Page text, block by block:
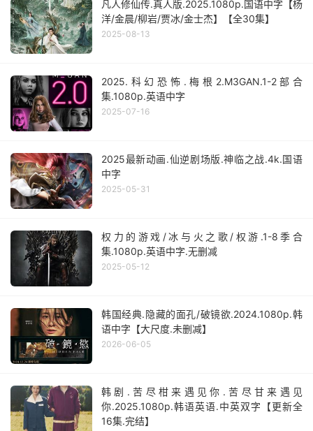
凡人修仙传.真人版.2025.1080p.国语中字【杨
洋/金晨/柳岩/贾冰/金士杰】【全30集】
2025-08-13
2025.科幻恐怖.梅根2.M3GAN.1-2部合
集.1080p.英语中字
2025-07-16
2025最新动画.仙逆剧场版.神临之战.4k.国语
中字
2025-05-31
权力的游戏/冰与火之歌/权游.1-8季合
集.1080p.英语中字.无删减
2025-05-12
韩国经典.隐藏的面孔/破镜欲.2024.1080p.韩
语中字【大尺度.未删减】
2026-06-05
韩剧.苦尽柑来遇见你.苦尽甘来遇见
你.2025.1080p.韩语英语.中英双字【更新全
16集.完结】